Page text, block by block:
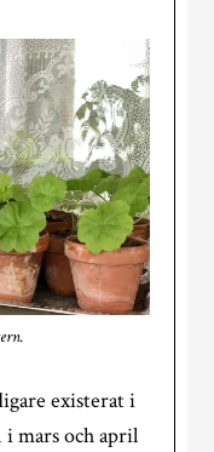
existerat i
mars och april